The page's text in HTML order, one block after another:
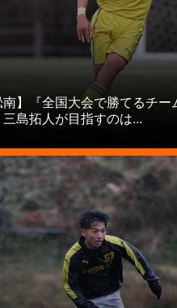
南】『全国大会で勝てるチ
島拓人が目指すのは...